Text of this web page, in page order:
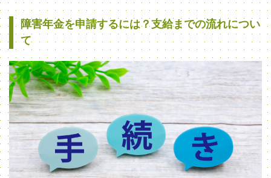
障害年金を申請するには？支給までの流れについ
て